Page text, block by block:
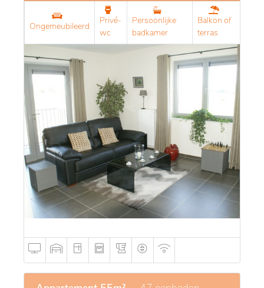
Ongemeubileerd
Privé-
wc
Persoonlijke
badkamer
Balkon of
terras